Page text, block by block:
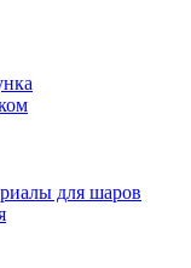
для шаров